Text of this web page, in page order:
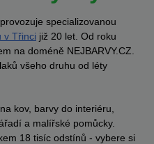
specializovanou
v Třinci již 20 let. Od roku
na doméně NEJBARVY.CZ.
všeho druhu od léty
na kov, barvy do interiéru,
a malířské pomůcky.
18 tisíc odstínů - vybere si